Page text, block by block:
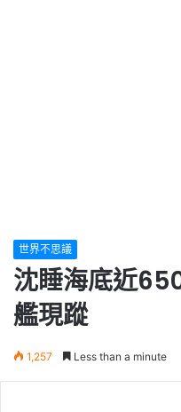
世界不思議
沈睡海底近
艦現蹤
1,257 Less than a minute